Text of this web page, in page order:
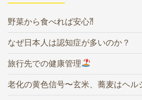
野菜から食べれば安心⁈
なぜ日本人は認知症が多いのか？
旅行先での健康管理
老化の黄色信号〜玄米、蕎麦はヘル